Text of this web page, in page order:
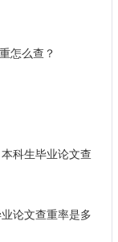
怎么查？
科生毕业论文查
论文查重率是多